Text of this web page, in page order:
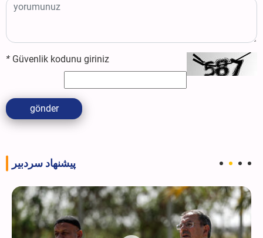
* Güvenlik kodunu giriniz
gönder
پیشنهاد سردبیر